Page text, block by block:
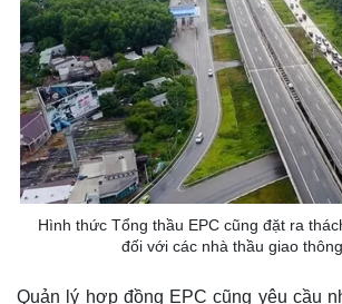
Hình thức Tổng thầu EPC cũng đặt ra
đối với các nhà thầu giao thông
Quản lý hợp đồng EPC cũng yêu cầu